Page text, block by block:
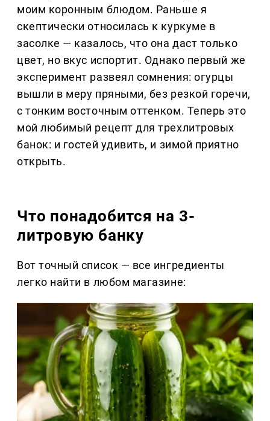
моим коронным блюдом. Раньше я
скептически относилась к куркуме в
засолке — казалось, что она даст только
цвет, но вкус испортит. Однако первый же
эксперимент развеял сомнения: огурцы
вышли в меру пряными, без резкой горечи,
с тонким восточным оттенком. Теперь это
мой любимый рецепт для трехлитровых
банок: и гостей удивить, и зимой приятно
открыть.
Что понадобится на 3-
литровую банку
Вот точный список — все ингредиенты
легко найти в любом магазине: